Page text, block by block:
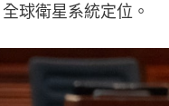
球衛星系統定位。